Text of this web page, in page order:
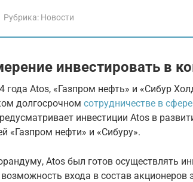
Рубрика: Новости
инвестировать в
года Atos, «Газпром нефть» и «Сибур
долгосрочном сотрудничестве в
инвестиции Atos в
«Газпром нефти» и «Сибуру».
Atos был готов осуществлять
входа в состав акционеров